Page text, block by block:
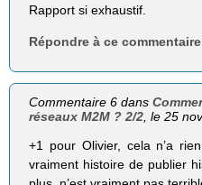
Rapport si exhaustif.
Répondre à ce commentaire
Commentaire 6 dans
réseaux M2M ? 2/2, le 25
+1 pour Olivier, cela n’a
vraiment histoire de publier